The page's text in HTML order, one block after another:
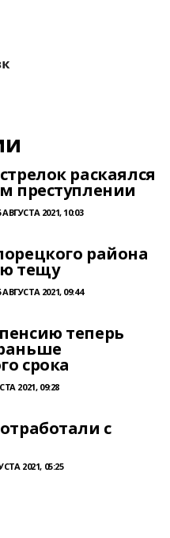
раскаялся
преступлении
АВГУСТА 2021, 10:03
района
тещу
АВГУСТА 2021, 09:44
теперь
срока
2021, 09:28
с
2021, 05:25